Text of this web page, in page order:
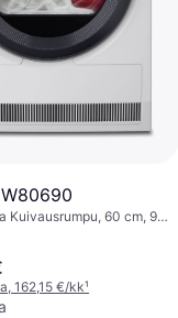
Kuivausrumpu, 60 cm, 9
162,15 €/kk¹